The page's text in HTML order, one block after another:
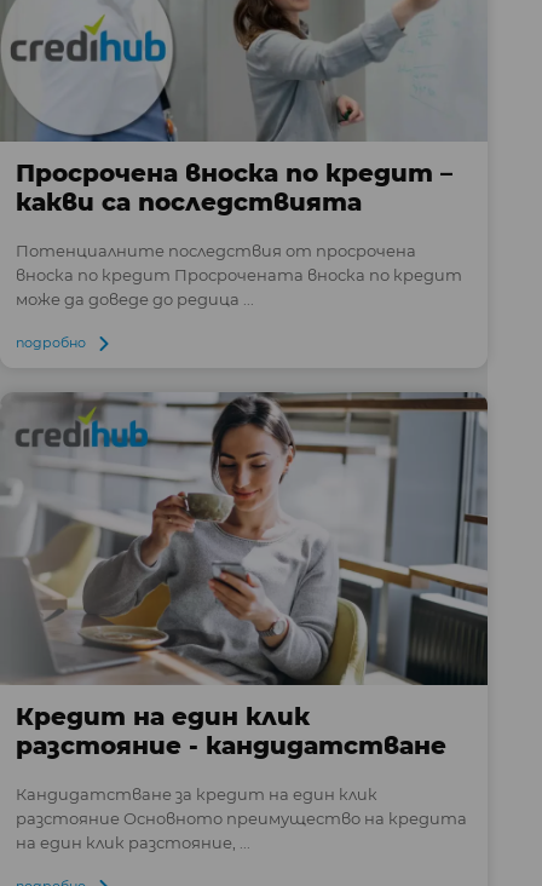
Просрочена вноска по кредит –
какви са последствията
Потенциалните последствия от просрочена
вноска по кредит Просрочената вноска по кредит
може да доведе до редица ...
подробно
Кредит на един клик
разстояние - кандидатстване
Кандидатстване за кредит на един клик
разстояние Основното преимущество на кредита
на един клик разстояние, ...